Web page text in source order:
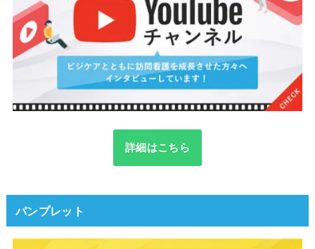
詳細はこちら
パンプレット